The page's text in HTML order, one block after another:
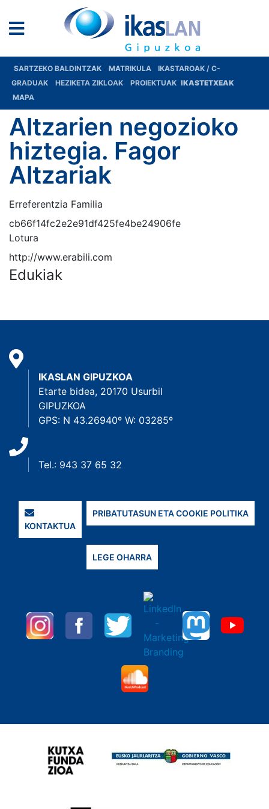
SARTZEKO BALDINTZAK MATRIKULA
IKASTAROAK / C-
GRADUAK
HEZIKETA ZIKLOAK PROIEKTUAK IKASTETXEAK
MAPA
Altzarien negozioko
hiztegia. Fagor
Altzariak
Erreferentzia Familia
cb66f14fc2e2e91df425fe4be24906fe
Lotura
http://www.erabili.com
Edukiak
IKASLAN GIPUZKOA
Etarte bidea, 20170 Usurbil
GIPUZKOA
GPS: N 43.26940º W: 03285º
Tel.: 943 37 65 32
KONTAKTUA
PRIBATUTASUN ETA COOKIE POLITIKA
LEGE OHARRA